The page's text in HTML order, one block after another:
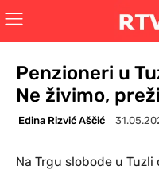
Penzioneri u
Ne živimo,
Edina Rizvić Aščić
Na Trgu slobode u